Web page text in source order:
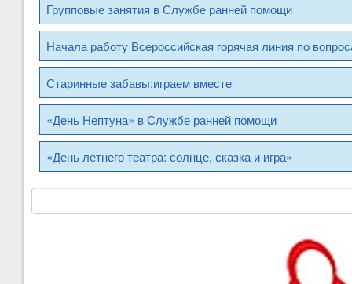
Групповые занятия в Службе ранней помощи
Начала работу Всероссийская горячая линия по
Старинные забавы:играем вместе
«День Нептуна» в Службе ранней помощи
«День летнего театра: солнце, сказка и игра»